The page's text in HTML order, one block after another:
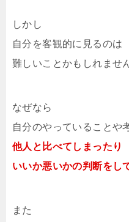
しかし
自分を客観的に見るのは
難しいことかもしれませ
なぜなら
自分のやっていることや
他人と比べてしまったり
いいか悪いかの判断をし
また